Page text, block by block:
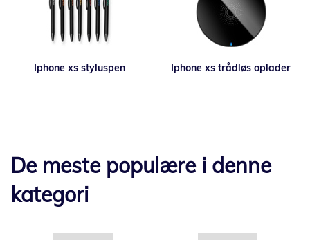
Iphone xs styluspen Iphone xs trådløs oplader
De meste populære i denne
kategori